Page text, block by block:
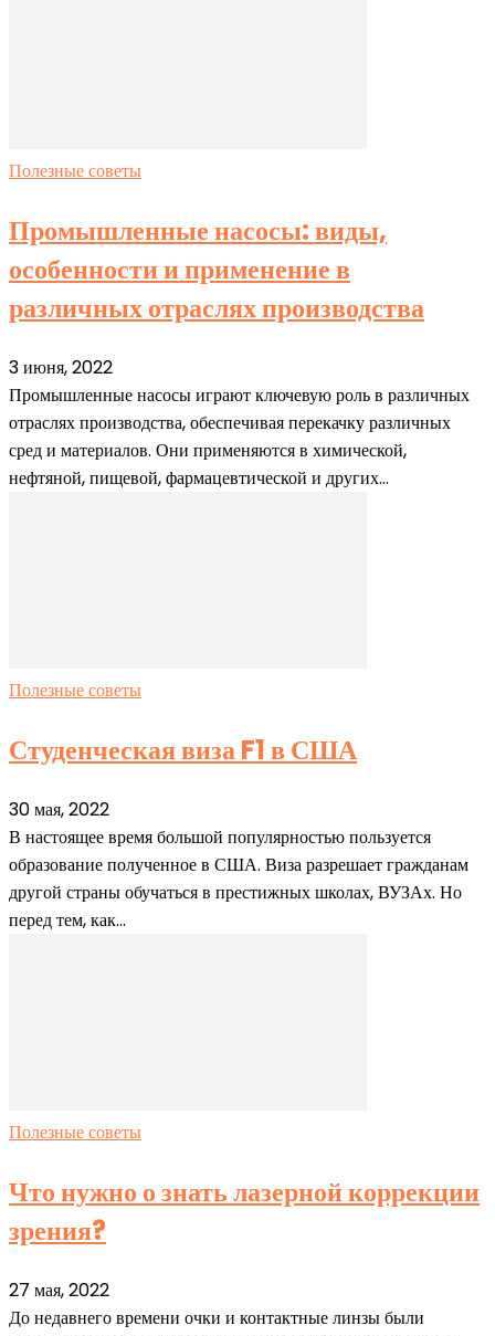
Полезные советы
Промышленные насосы: виды,
особенности и применение в
различных отраслях производства
3 июня, 2022
Промышленные насосы играют ключевую роль в различных
отраслях производства, обеспечивая перекачку различных
сред и материалов. Они применяются в химической,
нефтяной, пищевой, фармацевтической и других...
Полезные советы
Студенческая виза F1 в США
30 мая, 2022
В настоящее время большой популярностью пользуется
образование полученное в США. Виза разрешает гражданам
другой страны обучаться в престижных школах, ВУЗАх. Но
перед тем, как...
Полезные советы
Что нужно о знать лазерной коррекции
зрения?
27 мая, 2022
До недавнего времени очки и контактные линзы были